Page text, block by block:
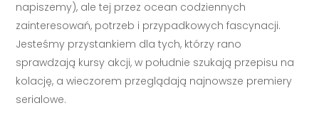
napiszemy), ale tej przez ocean codziennych
zainteresowań, potrzeb i przypadkowych fascynacji.
Jesteśmy przystankiem dla tych, którzy rano
sprawdzają kursy akcji, w południe szukają przepisu na
kolację, a wieczorem przeglądają najnowsze premiery
serialowe.